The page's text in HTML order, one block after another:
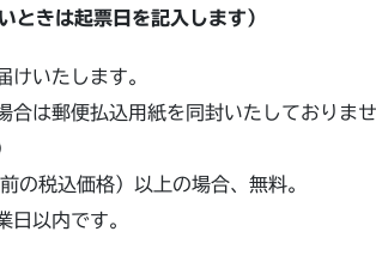
きは起票日を記入します）
いたします。
合は郵便払込用紙を同封いたしておりま
税込価格）以上の場合、無料。
以内です。